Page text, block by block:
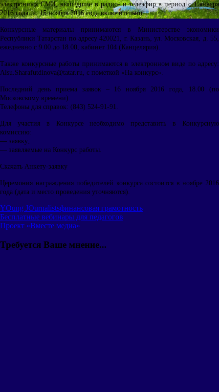
электронных СМИ, вышедшие в радио- и телеэфир в период с 1 января
2016 года по 15 ноября 2016 года включительно.
Конкурсные материалы принимаются в Министерстве экономики
Республики Татарстан по адресу 420021, г. Казань, ул. Московская, д. 55,
ежедневно с 9.00 до 18.00, кабинет 104 (Канцелярия).
Также конкурсные работы принимаются в электронном виде по адресу:
Alsu.Sharafutdinova@tatar.ru, c пометкой «На конкурс».
Последний день приема заявок – 16 ноября 2016 года, 18.00 (по
Московскому времени).
Телефоны для справок: (843) 524-91-91.
Для участия в Конкурсе необходимо представить в Конкурсную
комиссию:
— заявку;
— заявляемые на Конкурс работы.
Скачать Анкету-заявку
Церемония награждения победителей конкурса состоится в ноябре 2016
года (дата и место проведения уточняются).
YOung JOurnalistsфинансовая грамотность
Навигация
по
записям
Предыдущая
запись:
Бесплатные вебинары для педагогов
Следующая
Проект «Вместе медиа»
Требуется Ваше мнение...